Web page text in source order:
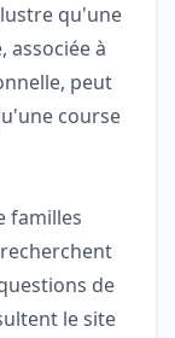
qu'une
associée à
peut
course
familles
de
le site